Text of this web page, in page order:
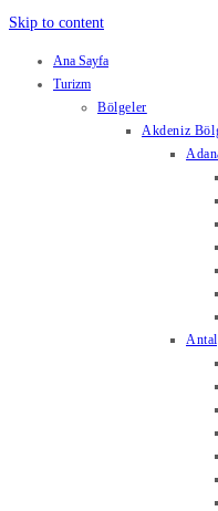
Skip to content
Ana Sayfa
Turizm
Bölgeler
Akdeniz